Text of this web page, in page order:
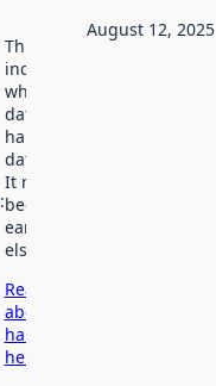
:
This date
indicates
when the
dataset was
harvested by
data.norge.no.
It may have
been available
earlier
elsewhere.
Read more
about
harvesting
here
August 12, 2025